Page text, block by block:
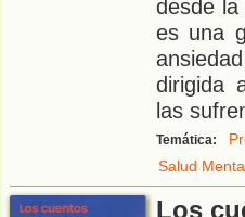
desde
es una
dirigida
las
Temática:
Salud
Los